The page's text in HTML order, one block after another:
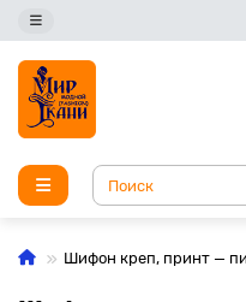
Шифон креп, принт —